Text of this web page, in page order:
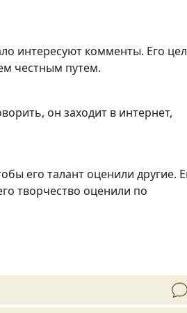
интересуют комменты. Его
честным путем.
он заходит в интернет,
его талант оценили другие.
творчество оценили по